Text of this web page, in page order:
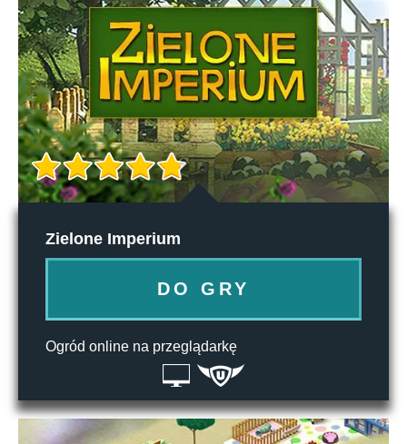
Zielone Imperium
DO GRY
Ogród online na przeglądarkę